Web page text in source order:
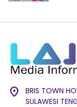
BRIS TOWN
SULAWESI